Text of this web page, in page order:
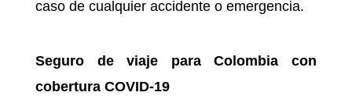
caso de cualquier accidente o emergencia.
Seguro de viaje para Colombia con
cobertura COVID-19